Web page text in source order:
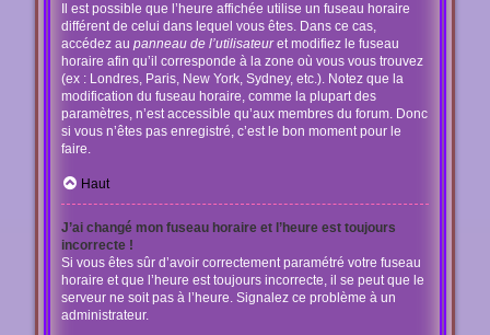
Il est possible que l’heure affichée utilise un fuseau horaire
différent de celui dans lequel vous êtes. Dans ce cas,
accédez au panneau de l’utilisateuret modifiez le fuseau
horaire afin qu’il corresponde à la zone où vous vous trouvez
(ex : Londres, Paris, New York, Sydney, etc.). Notez que la
modification du fuseau horaire, comme la plupart des
paramètres, n’est accessible qu’aux membres du forum. Donc
si vous n’êtes pas enregistré, c’est le bon moment pour le
faire.
Haut
J’ai changé mon fuseau horaire et l’heure est toujours
incorrecte !
Si vous êtes sûr d’avoir correctement paramétré votre fuseau
horaire et que l’heure est toujours incorrecte, il se peut que le
serveur ne soit pas à l’heure. Signalez ce problème à un
administrateur.